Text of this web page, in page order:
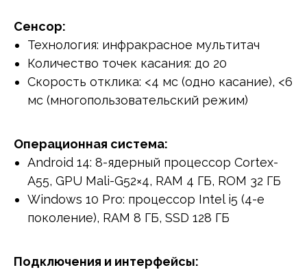
Сенсор:
Технология: инфракрасное мультитач
Количество точек касания: до 20
Скорость отклика: <4 мс (одно касание), <6
мс (многопользовательский режим)
Операционная система:
Android 14: 8-ядерный процессор Cortex-
A55, GPU Mali-G52×4, RAM 4 ГБ, ROM 32 ГБ
Windows 10 Pro: процессор Intel i5 (4-е
поколение), RAM 8 ГБ, SSD 128 ГБ
Подключения и интерфейсы: